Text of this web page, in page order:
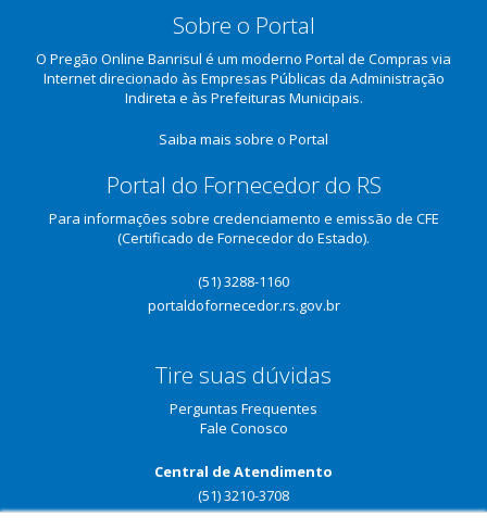
Sobre o Portal
O Pregão Online Banrisul é um moderno Portal de Compras via
Internet direcionado às Empresas Públicas da Administração
Indireta e às Prefeituras Municipais.
Saiba mais sobre o Portal
Portal do Fornecedor do RS
Para informações sobre credenciamento e emissão de CFE
(Certificado de Fornecedor do Estado).
(51) 3288-1160
portaldofornecedor.rs.gov.br
Tire suas dúvidas
Perguntas Frequentes
Fale Conosco
Central de Atendimento
(51) 3210-3708